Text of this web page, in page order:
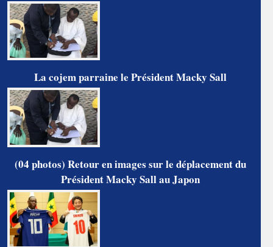
La cojem parraine le Président Macky Sall
(04 photos) Retour en images sur le déplacement du
Président Macky Sall au Japon